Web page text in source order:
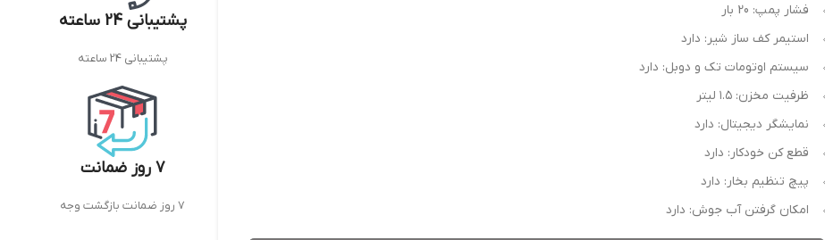
فشار پمپ: 20 بار
استیمر کف ساز شیر: دارد
سیستم اوتومات تک و دوبل: دارد
ظرفیت مخزن: ۱.۵ لیتر
نمایشگر دیجیتال: دارد
قطع کن خودکار: دارد
پیچ تنظیم بخار: دارد
امکان گرفتن آب جوش: دارد
پشتیبانی 24 ساعته
پشتیبانی 24 ساعته
7 روز ضمانت
7 روز ضمانت بازگشت وجه